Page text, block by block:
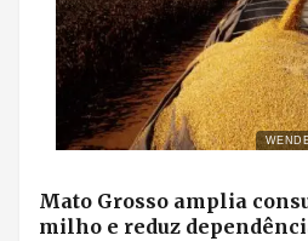
Mato Grosso amplia
milho e reduz